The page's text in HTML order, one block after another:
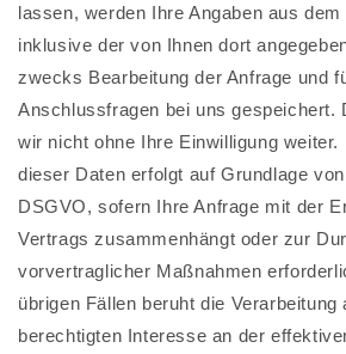
lassen, werden Ihre Angaben aus
inklusive der von Ihnen dort
zwecks Bearbeitung der Anfrage und
Anschlussfragen bei uns gespeichert.
wir nicht ohne Ihre Einwilligung weiter.
dieser Daten erfolgt auf Grundlage
DSGVO, sofern Ihre Anfrage mit der
Vertrags zusammenhängt oder zur
vorvertraglicher Maßnahmen
übrigen Fällen beruht die Verarbeitung
berechtigten Interesse an der